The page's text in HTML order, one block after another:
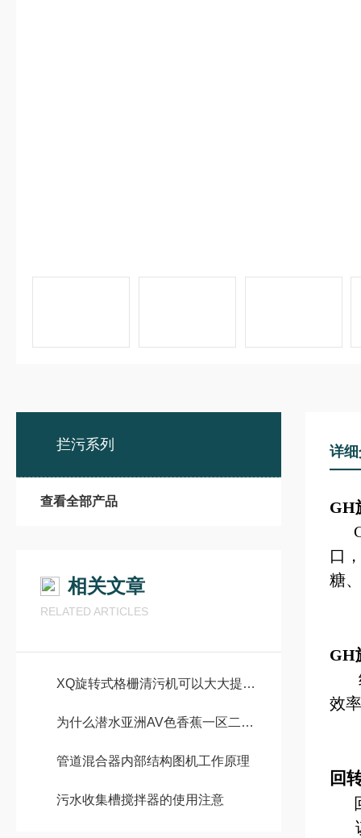
拦污系列
查看全部产品
相关文章
RELATED ARTICLES
XQ旋转式格栅清污机可以大大提高废水处理的效率和质量
为什么潜水亚洲AV色香蕉一区二区三区启动时不出水？
管道混合器内部结构图机工作原理
污水收集槽搅拌器的使用注意
详
GH
口
糖
GH
效
回